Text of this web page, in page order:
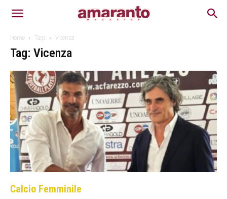
Home Tags Vicenza
Tag: Vicenza
Calcio Femminile